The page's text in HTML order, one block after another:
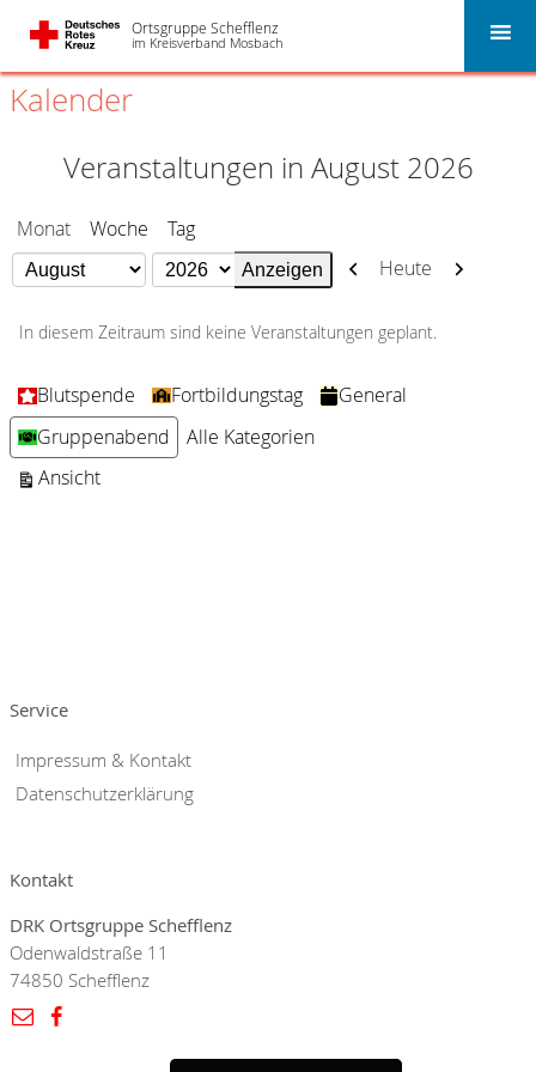
Ortsgruppe Schefflenz
im Kreisverband Mosbach
Kalender
Veranstaltungen in August 2026
Monat Woche Tag
Monat
Jahr
Zurück
Heute Weiter
In diesem Zeitraum sind keine Veranstaltungen geplant.
Kategorien
Blutspende Fortbildungstag
General
Gruppenabend
Alle Kategorien
Ansichtausdrucken
Service
Impressum & Kontakt
Datenschutzerklärung
Kontakt
DRK Ortsgruppe Schefflenz
Odenwaldstraße 11
74850 Schefflenz